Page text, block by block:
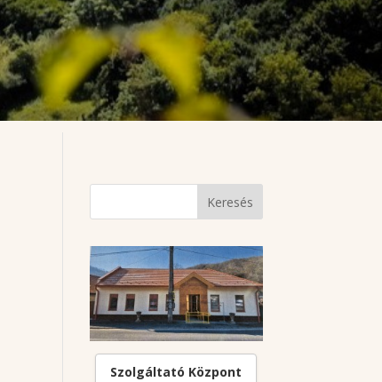
Szolgáltató Központ